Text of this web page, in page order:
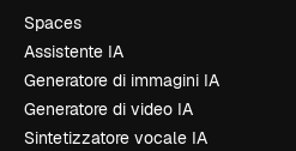
Spaces
Assistente IA
Generatore di immagini IA
Generatore di video IA
Sintetizzatore vocale IA